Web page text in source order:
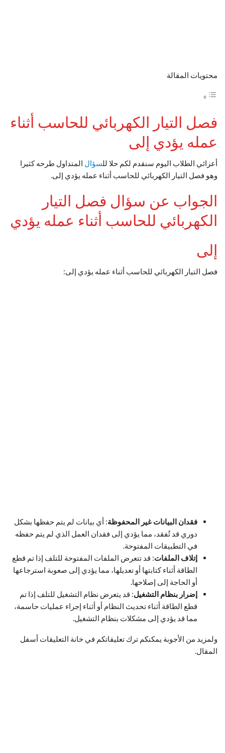
محتويات المقالة
فصل التيار الكهربائي للحاسب أثناء
عمله يؤدي إلى
أعزائي الطلاب اليوم سنقدم لكم حلا للسؤال المتداول طرحه كثيرا
وهو فصل التيار الكهربائي للحاسب أثناء عمله يؤدي إلى.
الجواب عن سؤال فصل التيار
الكهربائي للحاسب أثناء عمله يؤدي
إلى
فصل التيار الكهربائي للحاسب أثناء عمله يؤدي إلى:
فقدان البيانات غير المحفوظة: أي بيانات لم يتم حفظها بشكل
دوري قد تُفقد، مما يؤدي إلى فقدان العمل الذي لم يتم حفظه
في التطبيقات المفتوحة.
إتلاف الملفات: قد تتعرض الملفات المفتوحة للتلف إذا تم قطع
الطاقة أثناء كتابتها أو تعديلها، مما يؤدي إلى صعوبة استرجاعها
أو الحاجة إلى إصلاحها.
إضرار بنظام التشغيل: قد يتعرض نظام التشغيل للتلف إذا تم
قطع الطاقة أثناء تحديث النظام أو أثناء إجراء عمليات حاسمة،
مما قد يؤدي إلى مشكلات بنظام التشغيل.
ولمزيد من الأجوبة يمكنكم ترك تعليقاتكم في خانة التعليقات أسفل
المقال.